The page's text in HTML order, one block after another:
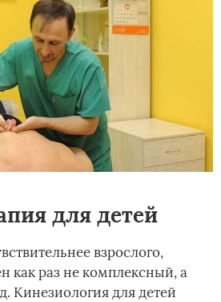
для детей
взрослого,
как раз не комплексный, а
Кинезиология для детей